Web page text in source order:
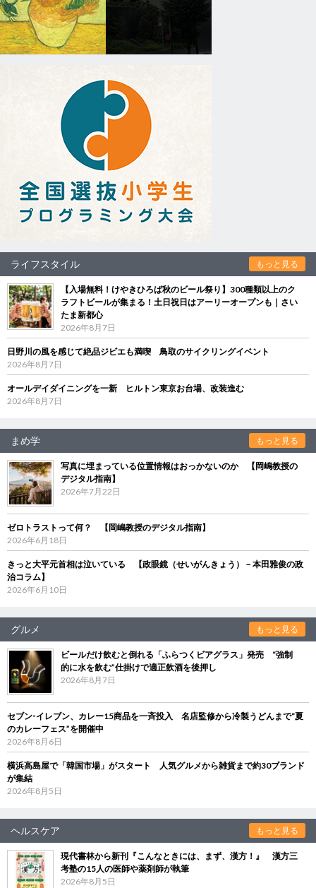
ライフスタイル もっと見る
【入場無料！けやきひろば秋のビール祭り】300種類以上のク
ラフトビールが集まる！土日祝日はアーリーオープンも｜さい
たま新都心
2026年8月7日
日野川の風を感じて絶品ジビエも満喫 鳥取のサイクリングイベント
2026年8月7日
オールデイダイニングを一新 ヒルトン東京お台場、改装進む
2026年8月7日
まめ学 もっと見る
写真に埋まっている位置情報はおっかないのか 【岡嶋教授の
デジタル指南】
2026年7月22日
ゼロトラストって何？ 【岡嶋教授のデジタル指南】
2026年6月18日
きっと大平元首相は泣いている 【政眼鏡（せいがんきょう）－本田雅俊の政
治コラム】
2026年6月10日
グルメ もっと見る
ビールだけ飲むと倒れる「ふらつくビアグラス」発売 “強制
的に水を飲む”仕掛けで適正飲酒を後押し
2026年8月7日
セブン‐イレブン、カレー15商品を一斉投入 名店監修から冷製うどんまで“夏
のカレーフェス”を開催中
2026年8月6日
横浜高島屋で「韓国市場」がスタート 人気グルメから雑貨まで約30ブランド
が集結
2026年8月5日
ヘルスケア もっと見る
現代書林から新刊『こんなときには、まず、漢方！』 漢方三
考塾の15人の医師や薬剤師が執筆
2026年8月5日